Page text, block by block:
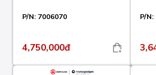
P/N: 7006070
4,750,000đ
P/N: